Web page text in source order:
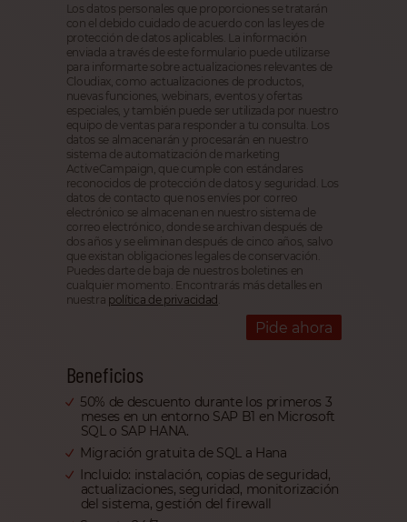
Beneficios
50% de descuento durante los primeros 3
meses en un entorno SAP B1 en Microsoft
SQL o SAP HANA.
Migración gratuita de SQL a Hana
Incluido: instalación, copias de seguridad,
actualizaciones, seguridad, monitorización
del sistema, gestión del firewall
Los datos personales que proporciones se tratarán
con el debido cuidado de acuerdo con las leyes de
protección de datos aplicables. La información
enviada a través de este formulario puede utilizarse
para informarte sobre actualizaciones relevantes de
Cloudiax, como actualizaciones de productos,
nuevas funciones, webinars, eventos y ofertas
especiales, y también puede ser utilizada por nuestro
equipo de ventas para responder a tu consulta. Los
datos se almacenarán y procesarán en nuestro
sistema de automatización de marketing
ActiveCampaign, que cumple con estándares
reconocidos de protección de datos y seguridad. Los
datos de contacto que nos envíes por correo
electrónico se almacenan en nuestro sistema de
correo electrónico, donde se archivan después de
dos años y se eliminan después de cinco años, salvo
que existan obligaciones legales de conservación.
Puedes darte de baja de nuestros boletines en
cualquier momento. Encontrarás más detalles en
nuestra política de privacidad
Pide ahora